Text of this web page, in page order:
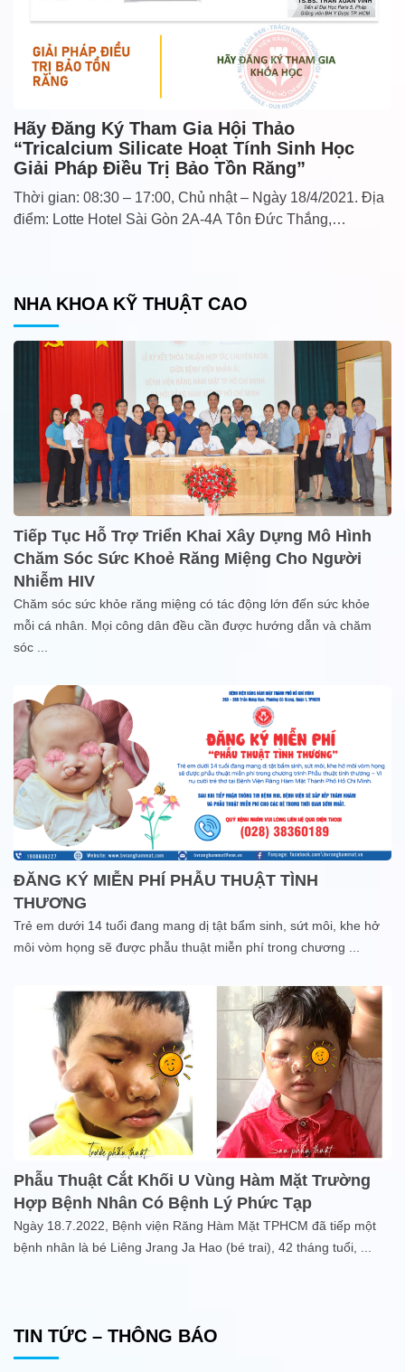
Hãy Đăng Ký Tham Gia Hội Thảo
“Tricalcium Silicate Hoạt Tính Sinh Học
Giải Pháp Điều Trị Bảo Tồn Răng”
Thời gian: 08:30 – 17:00, Chủ nhật – Ngày 18/4/2021. Địa
điểm: Lotte Hotel Sài Gòn 2A-4A Tôn Đức Thắng,…
NHA KHOA KỸ THUẬT CAO
Tiếp Tục Hỗ Trợ Triển Khai Xây Dựng Mô Hình
Chăm Sóc Sức Khoẻ Răng Miệng Cho Người
Nhiễm HIV
Chăm sóc sức khỏe răng miệng có tác động lớn đến sức khỏe
mỗi cá nhân. Mọi công dân đều cần được hướng dẫn và chăm
sóc ...
ĐĂNG KÝ MIỄN PHÍ PHẪU THUẬT TÌNH
THƯƠNG
Trẻ em dưới 14 tuổi đang mang dị tật bẩm sinh, sứt môi, khe hở
môi vòm họng sẽ được phẫu thuật miễn phí trong chương ...
Phẫu Thuật Cắt Khối U Vùng Hàm Mặt Trường
Hợp Bệnh Nhân Có Bệnh Lý Phức Tạp
Ngày 18.7.2022, Bệnh viện Răng Hàm Mặt TPHCM đã tiếp một
bệnh nhân là bé Liêng Jrang Ja Hao (bé trai), 42 tháng tuổi, ...
TIN TỨC – THÔNG BÁO